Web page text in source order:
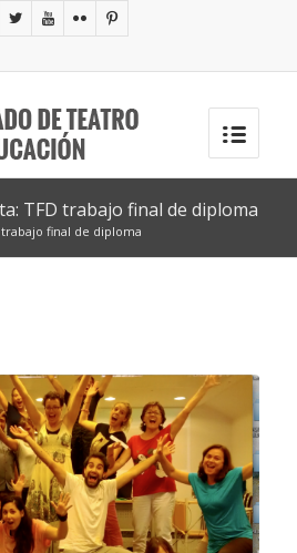
TFD trabajo final de diploma
trabajo final de diploma